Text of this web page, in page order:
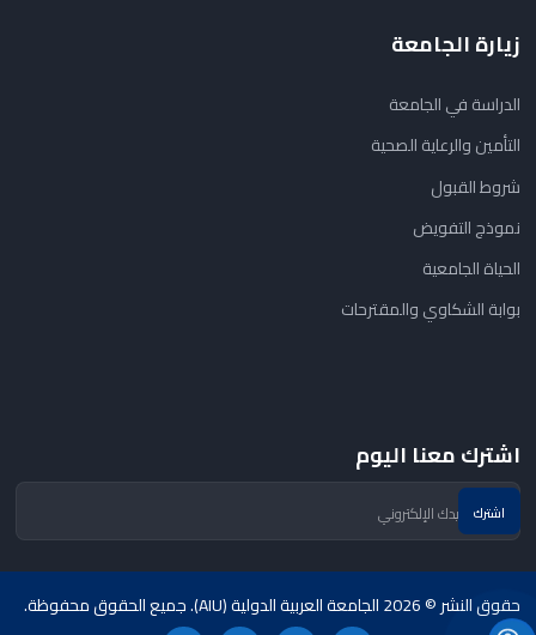
زيارة الجامعة
الدراسة في الجامعة
التأمين والرعاية الصحية
شروط القبول
نموذج التفويض
الحياة الجامعية
بوابة الشكاوي والمقترحات
اشترك معنا اليوم
حقوق النشر © 2026 الجامعة العربية الدولية (AIU). جميع الحقوق محفوظة.